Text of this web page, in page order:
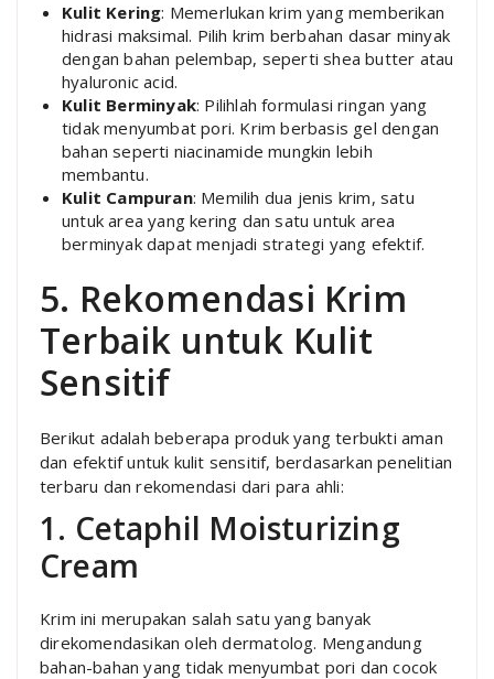
Kulit Kering: Memerlukan krim yang memberikan
hidrasi maksimal. Pilih krim berbahan dasar minyak
dengan bahan pelembap, seperti shea butter atau
hyaluronic acid.
Kulit Berminyak: Pilihlah formulasi ringan yang
tidak menyumbat pori. Krim berbasis gel dengan
bahan seperti niacinamide mungkin lebih
membantu.
Kulit Campuran: Memilih dua jenis krim, satu
untuk area yang kering dan satu untuk area
berminyak dapat menjadi strategi yang efektif.
5. Rekomendasi Krim
Terbaik untuk Kulit
Sensitif
Berikut adalah beberapa produk yang terbukti aman
dan efektif untuk kulit sensitif, berdasarkan penelitian
terbaru dan rekomendasi dari para ahli:
1. Cetaphil Moisturizing
Cream
Krim ini merupakan salah satu yang banyak
direkomendasikan oleh dermatolog. Mengandung
bahan-bahan yang tidak menyumbat pori dan cocok